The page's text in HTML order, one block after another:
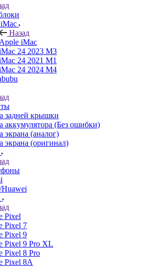
Назад
Apple iMac
24 2023 M3
24 2021 M1
24 2024 M4
задней крышки
аккумулятора (Без ошибки)
экрана (аналог)
экрана (оригинал)
Pixel
Pixel 7
Pixel 9
Pixel 9 Pro XL
Pixel 8 Pro
Pixel 8A